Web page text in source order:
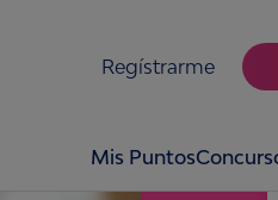
Regístrarme
Mis Puntos